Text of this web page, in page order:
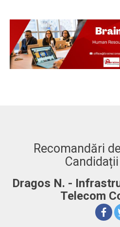
Recomandări
Dragos N. -
Telecom